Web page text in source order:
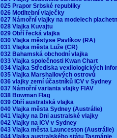
025 Prapor Srbské republiky
026 Motlitební vlaječky
027 Námořní vlajky na modelech
028 Vlajka Kuvajtu
029 Obří řecká vlajka
030 Vlajka městyse Pavlíkov (RA)
031 Vlajka města Luže (CR)
032 Bahamská obchodní vlajka
033 Vlajka společnosti Kwan Chart
034 Vlajka Střediska vexilologických
035 Vlajka Marshallových ostrovů
036 vlajky zemí účastníků ICV v Sydney
037 Námořní varianta vlajky FIAV
038 Bowman Flag
039 Obří australská vlajka
040 Vlajka města Sydney (Austrálie)
041 Vlajky na Dni australské vlajky
042 Vlajky na ICV v Sydney
043 Vlajka města Launceston (Austrálie)
044 Vlajka australského státu Tasmánie